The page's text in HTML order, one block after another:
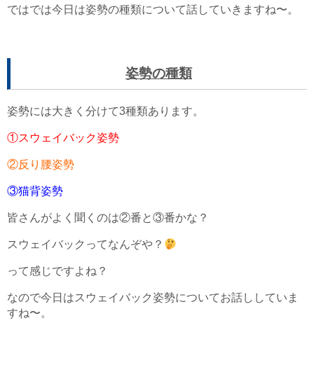
ではでは今日は姿勢の種類について話していきますね〜。
姿勢の種類
姿勢には大きく分けて3種類あります。
①スウェイバック姿勢
②反り腰姿勢
③猫背姿勢
皆さんがよく聞くのは②番と③番かな？
スウェイバックってなんぞや？
って感じですよね？
なので今日はスウェイバック姿勢についてお話ししていま
すね〜。